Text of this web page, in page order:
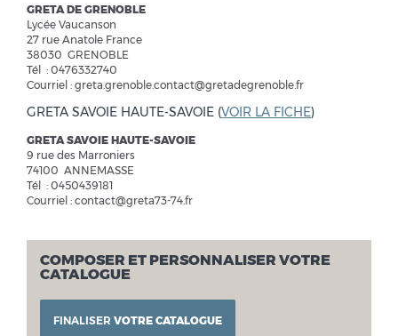
GRETA DE GRENOBLE
Lycée Vaucanson
27 rue Anatole France
38030 GRENOBLE
Tél : 0476332740
Courriel : greta.grenoble.contact@gretadegrenoble.fr
GRETA SAVOIE HAUTE-SAVOIE (VOIR LA FICHE)
GRETA SAVOIE HAUTE-SAVOIE
9 rue des Marroniers
74100 ANNEMASSE
Tél : 0450439181
Courriel : contact@greta73-74.fr
COMPOSER ET PERSONNALISER VOTRE
CATALOGUE
FINALISER VOTRE CATALOGUE